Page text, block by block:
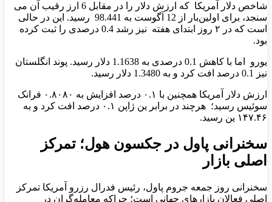
شاخص دلار آمریکا که ارزش دلار را در مقابل 6 ارز رقیب آن می
سنجد، برای اولین‌بار از 12 آگوست به 98.441 رسید. این در حالی
است که در ۲ روز ابتدای هفته نیز رشد 0.4 درصدی را ثبت کرده
بود.
یورو اما با کاهش 0.1 درصدی به 1.1638 دلار رسید. پوند انگلستان
نیز 0.1 درصد افت کرد و به 1.3480 دلار رسید.
ارزش دلار آمریکا همچنین با ۰.۱ درصد افزایش به ۰.۸۰۸۰ فرانک
سوئیس رسید؛ هرچند در برابر ین ژاپن ۰.۱ درصد افت کرد و به
۱۴۷.۴۶ ین رسید.
سخنرانی پاول در جکسون هول؛ تمرکز
اصلی بازار
سخنرانی روز جمعه جروم پاول، رئیس فدرال رزرو آمریکا تمرکز
اصلی فعالان بازارهای جهانی است؛ چراکه معامله‌گران در